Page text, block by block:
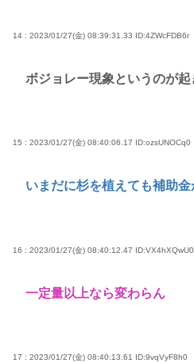
14 : 2023/01/27(金) 08:39:31.33 ID:4ZWcFDB6r
ボジョレー現象というのが起
15 : 2023/01/27(金) 08:40:06.17 ID:ozsUNOCq0
いまだに杉を植えても補助
16 : 2023/01/27(金) 08:40:12.47 ID:VX4hXQwU0
一定量以上なら変わらん
17 : 2023/01/27(金) 08:40:13.61 ID:9vqVyF8h0